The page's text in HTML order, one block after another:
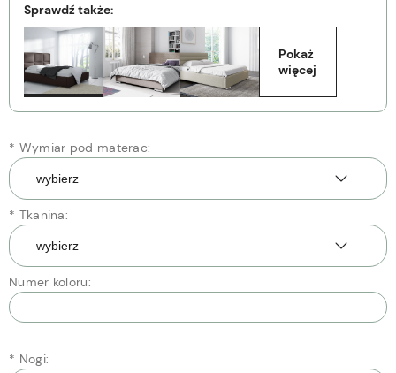
Sprawdź także:
Pokaż
więcej
* Wymiar pod materac:
* Tkanina:
Numer koloru:
* Nogi: